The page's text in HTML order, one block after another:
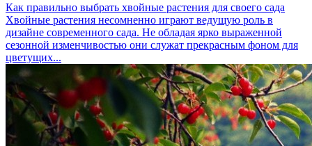
Как правильно выбрать хвойные растения для своего сада
Хвойные растения несомненно играют ведущую роль в
дизайне современного сада. Не обладая ярко выраженной
сезонной изменчивостью они служат прекрасным фоном для
цветущих...